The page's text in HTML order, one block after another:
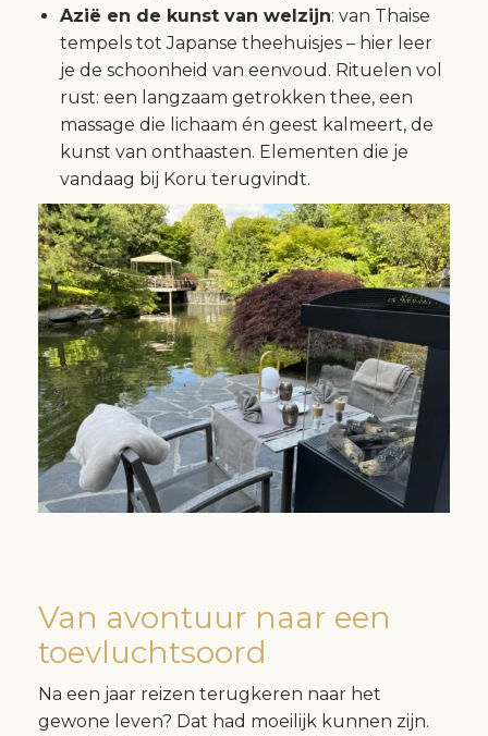
Azië en de kunst van welzijn: van Thaise
tempels tot Japanse theehuisjes – hier leer
je de schoonheid van eenvoud. Rituelen vol
rust: een langzaam getrokken thee, een
massage die lichaam én geest kalmeert, de
kunst van onthaasten. Elementen die je
vandaag bij Koru terugvindt.
Van avontuur naar een
toevluchtsoord
Na een jaar reizen terugkeren naar het
gewone leven? Dat had moeilijk kunnen zijn.